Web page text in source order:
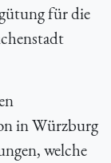
für die
in Würzburg
welche